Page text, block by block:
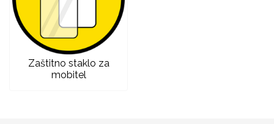
Zaštitno staklo za
mobitel